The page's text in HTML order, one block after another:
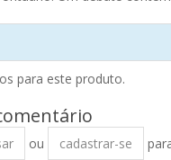
para este produto.
ou cadastrar-se